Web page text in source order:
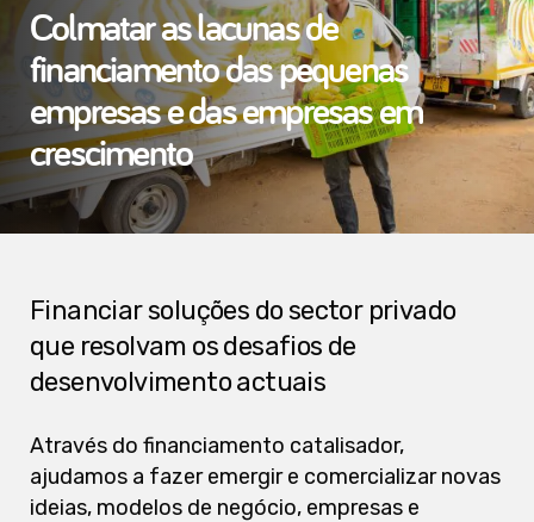
Colmatar as lacunas de
financiamento das pequenas
empresas e das empresas em
crescimento
Financiar soluções do sector privado
que resolvam os desafios de
desenvolvimento actuais
Através do financiamento catalisador,
ajudamos a fazer emergir e comercializar novas
ideias, modelos de negócio, empresas e